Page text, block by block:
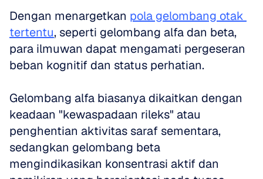
Dengan menargetkan pola gelombang otak
tertentu, seperti gelombang alfa dan beta,
para ilmuwan dapat mengamati pergeseran
beban kognitif dan status perhatian.
Gelombang alfa biasanya dikaitkan dengan
keadaan "kewaspadaan rileks" atau
penghentian aktivitas saraf sementara,
sedangkan gelombang beta
mengindikasikan konsentrasi aktif dan